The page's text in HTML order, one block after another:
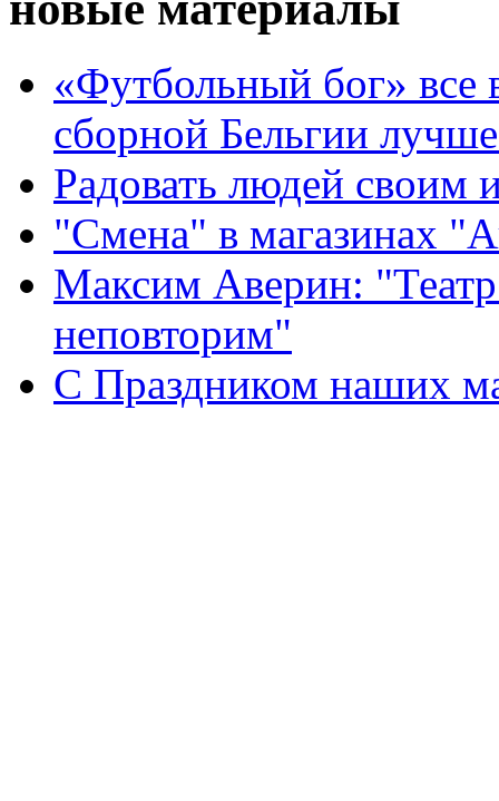
«Футбольный бог» все
сборной Бельгии
Радовать людей своим
"Смена" в магазинах
Максим Аверин:
неповторим"
С Праздником наших